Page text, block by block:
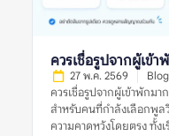
ผู้อ่านประเมินได้ดีกว่าคำสั้
ควรเชื่อรูปจากผู้เข้
27 พ.ค. 2569 Blog
ควรเชื่อรูปจากผู้เข้าพักม
สำหรับคนที่กำลังเลือกพูล
ความคาดหวังโดยตรง ทั้ง